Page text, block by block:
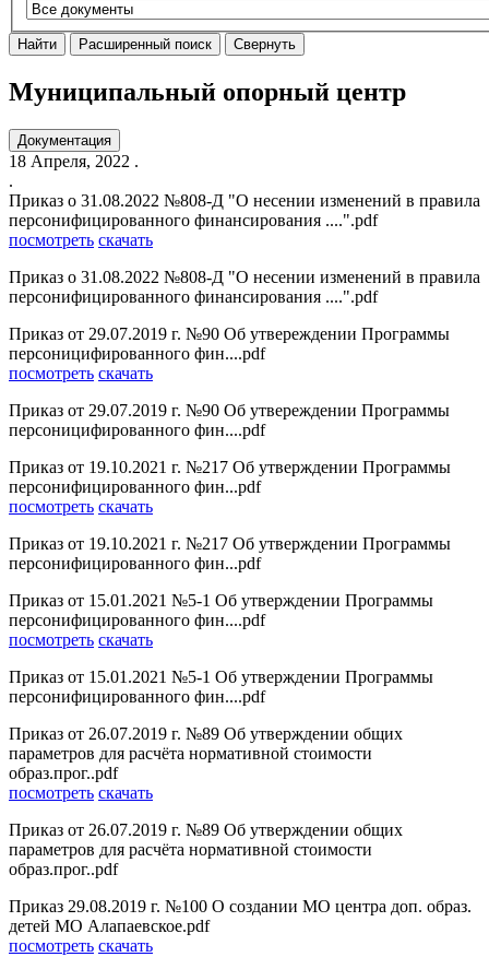
Найти Расширенный поиск Свернуть
Муниципальный опорный центр
Документация
18 Апреля, 2022 .
.
Приказ о 31.08.2022 №808-Д "О несении изменений в правила
персонифицированного финансирования ....".pdf
посмотреть скачать
Приказ о 31.08.2022 №808-Д "О несении изменений в правила
персонифицированного финансирования ....".pdf
Приказ от 29.07.2019 г. №90 Об утвереждении Программы
персоницифированного фин....pdf
посмотреть скачать
Приказ от 29.07.2019 г. №90 Об утвереждении Программы
персоницифированного фин....pdf
Приказ от 19.10.2021 г. №217 Об утверждении Программы
персонифицированного фин...pdf
посмотреть скачать
Приказ от 19.10.2021 г. №217 Об утверждении Программы
персонифицированного фин...pdf
Приказ от 15.01.2021 №5-1 Об утверждении Программы
персонифицированного фин....pdf
посмотреть скачать
Приказ от 15.01.2021 №5-1 Об утверждении Программы
персонифицированного фин....pdf
Приказ от 26.07.2019 г. №89 Об утверждении общих
параметров для расчёта нормативной стоимости
образ.прог..pdf
посмотреть скачать
Приказ от 26.07.2019 г. №89 Об утверждении общих
параметров для расчёта нормативной стоимости
образ.прог..pdf
Приказ 29.08.2019 г. №100 О создании МО центра доп. образ.
детей МО Алапаевское.pdf
посмотреть скачать